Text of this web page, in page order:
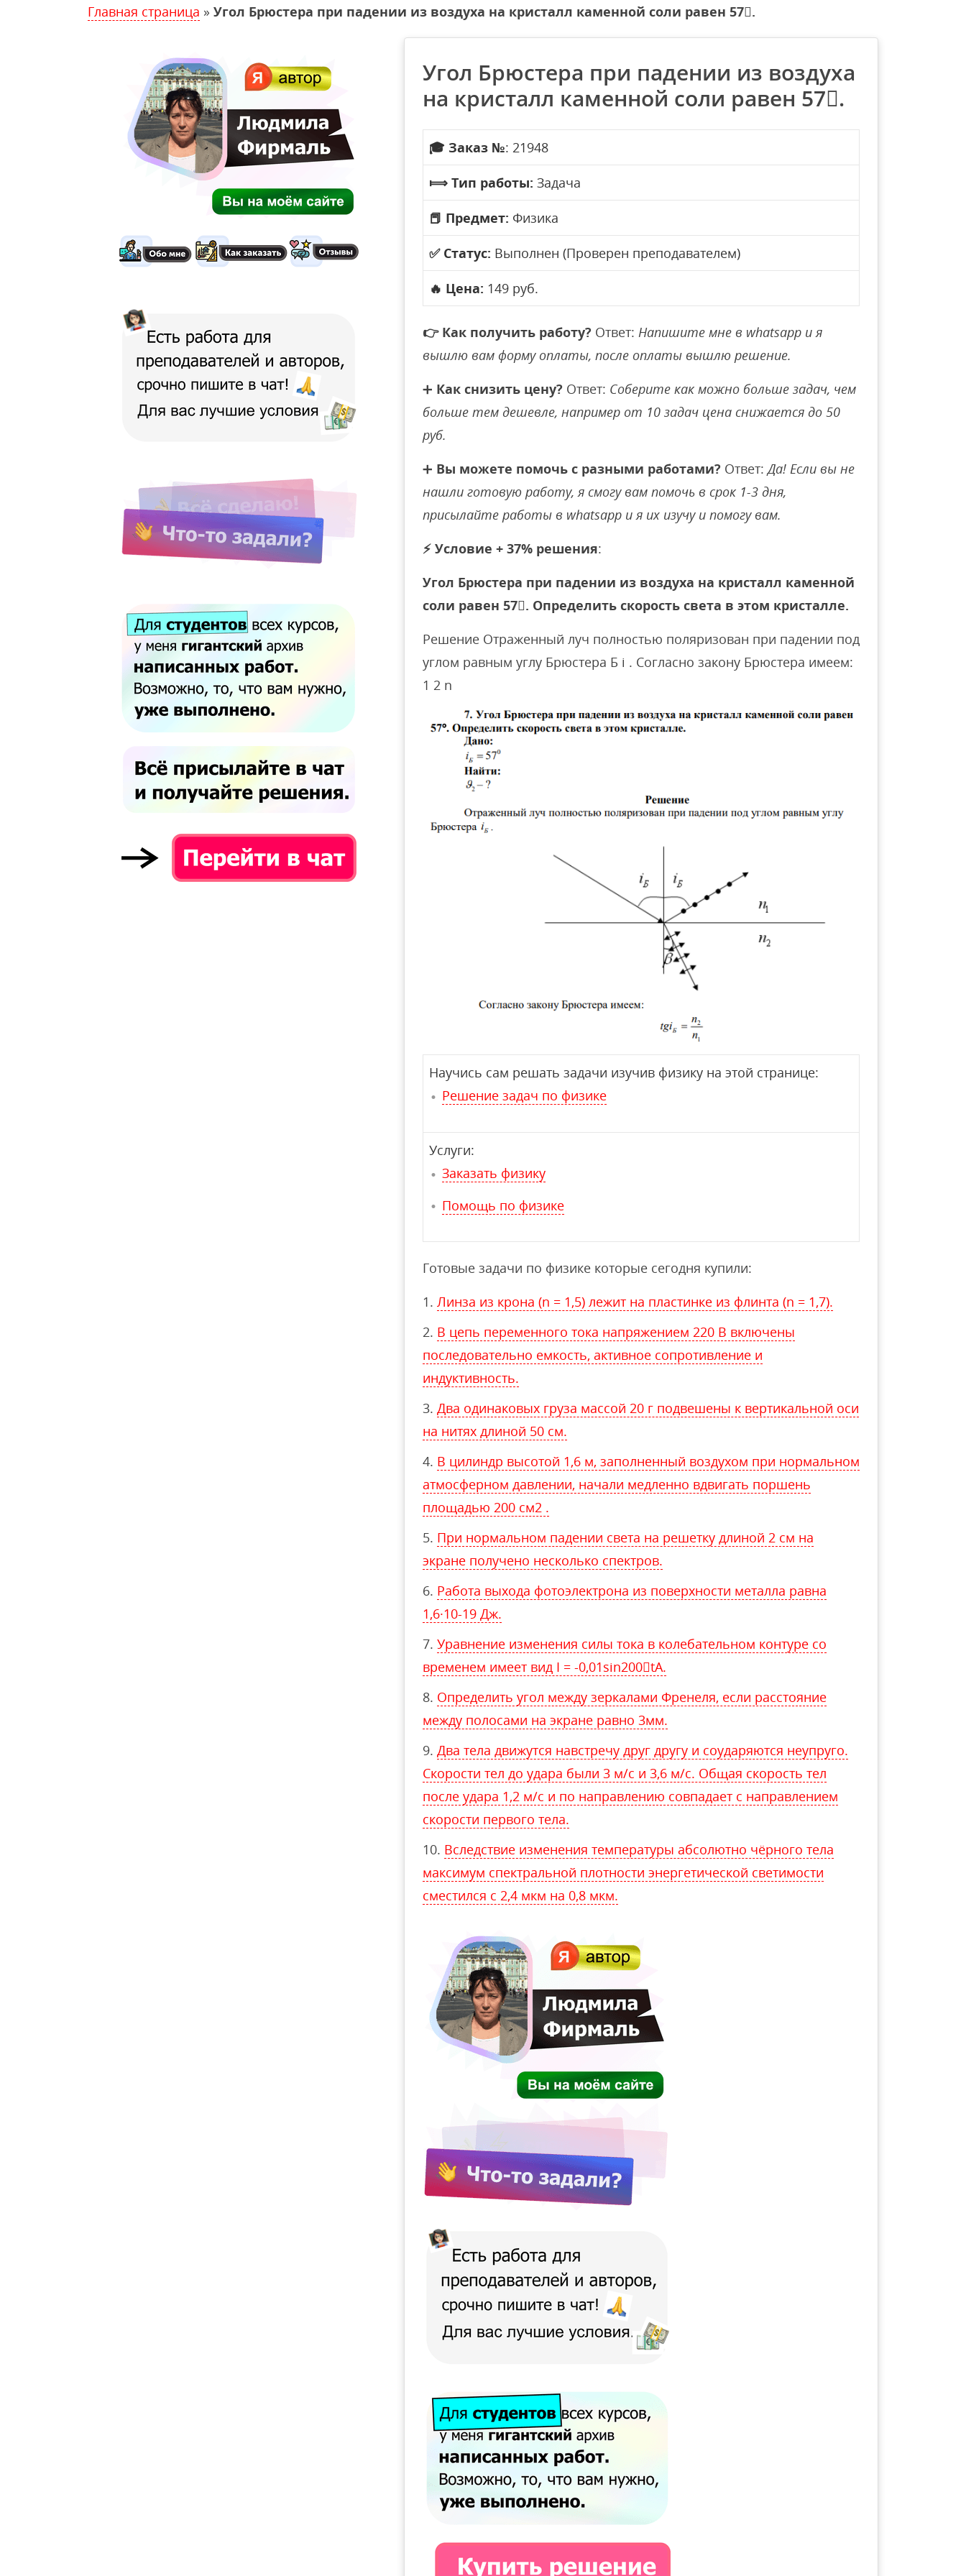
Главная страница » Угол Брюстера при падении из воздуха на кристалл каменной соли равен 57.
Угол Брюстера при падении из воздуха
на кристалл каменной соли равен 57.
🎓 Заказ №: 21948
⟾ Тип работы: Задача
📕 Предмет: Физика
✅ Статус: Выполнен (Проверен преподавателем)
🔥 Цена: 149 руб.
👉 Как получить работу? Ответ: Напишите мне в whatsapp и я
вышлю вам форму оплаты, после оплаты вышлю решение.
➕ Как снизить цену? Ответ: Соберите как можно больше задач, чем
больше тем дешевле, например от 10 задач цена снижается до 50
руб.
➕ Вы можете помочь с разными работами? Ответ:Да! Если вы не
нашли готовую работу, я смогу вам помочь в срок 1-3 дня,
присылайте работы в whatsapp и я их изучу и помогу вам.
⚡ Условие + 37% решения:
Угол Брюстера при падении из воздуха на кристалл каменной
соли равен 57. Определить скорость света в этом кристалле.
Решение Отраженный луч полностью поляризован при падении под
углом равным углу Брюстера Б i . Согласно закону Брюстера имеем:
1 2 n
Научись сам решать задачи изучив физику на этой странице:
Решение задач по физике
Услуги:
Заказать физику
Помощь по физике
Готовые задачи по физике которые сегодня купили:
Линза из крона (n = 1,5) лежит на пластинке из флинта (n = 1,7).
В цепь переменного тока напряжением 220 В включены
последовательно емкость, активное сопротивление и
индуктивность.
Два одинаковых груза массой 20 г подвешены к вертикальной оси
на нитях длиной 50 см.
В цилиндр высотой 1,6 м, заполненный воздухом при нормальном
атмосферном давлении, начали медленно вдвигать поршень
площадью 200 см2 .
При нормальном падении света на решетку длиной 2 см на
экране получено несколько спектров.
Работа выхода фотоэлектрона из поверхности металла равна
1,6·10-19 Дж.
Уравнение изменения силы тока в колебательном контуре со
временем имеет вид I = -0,01sin200tА.
Определить угол между зеркалами Френеля, если расстояние
между полосами на экране равно 3мм.
Два тела движутся навстречу друг другу и соударяются неупруго.
Скорости тел до удара были 3 м/с и 3,6 м/с. Общая скорость тел
после удара 1,2 м/с и по направлению совпадает с направлением
скорости первого тела.
Вследствие изменения температуры абсолютно чёрного тела
максимум спектральной плотности энергетической светимости
сместился с 2,4 мкм на 0,8 мкм.